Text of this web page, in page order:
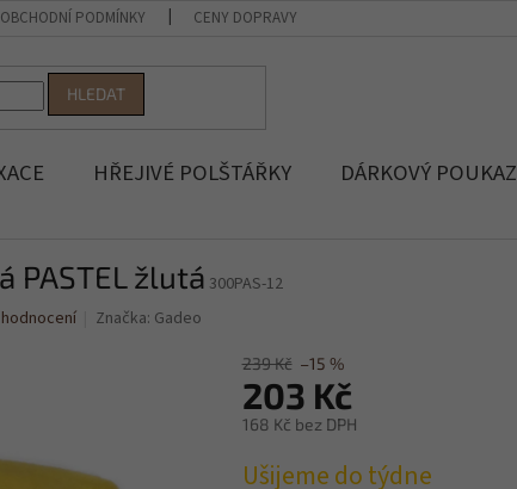
OBCHODNÍ PODMÍNKY CENY DOPRAVY
HLEDAT
HŘEJIVÉ POLŠTÁŘKY DÁRKOVÝ POUKAZ
PASTEL žlutá 300PAS-12
Značka: Gadeo
239 Kč –15 %
203 Kč
168 Kč bez DPH
cena:
Ušijeme do týdne